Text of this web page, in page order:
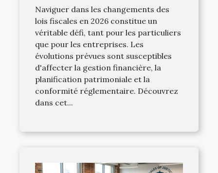
Naviguer dans les changements des
lois fiscales en 2026 constitue un
véritable défi, tant pour les particuliers
que pour les entreprises. Les
évolutions prévues sont susceptibles
d'affecter la gestion financière, la
planification patrimoniale et la
conformité réglementaire. Découvrez
dans cet...